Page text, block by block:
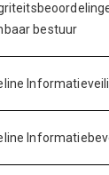
bestuur